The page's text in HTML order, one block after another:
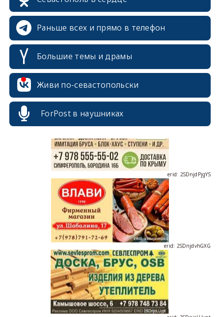
Раньше всех и прямо в телефон
Большие темы и драмы
Живи по-севастопольски
ForPost в наушниках
erid: 2SDnjcrDNw6
erid: 2SDnjdPjgYS
erid: 2SDnjdvhGXG